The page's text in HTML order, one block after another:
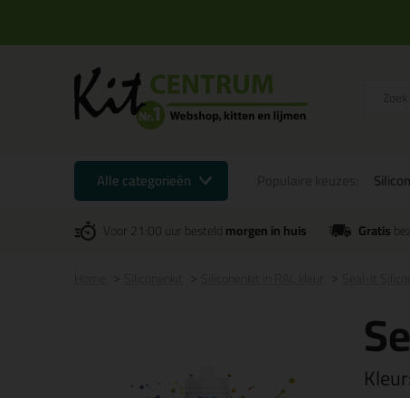
Alle categorieën
Voor 21:00 uur besteldmorgen in huis Gratis
Kleur: